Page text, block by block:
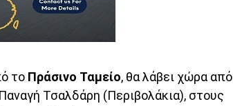
το Πράσινο Ταμείο, θα λάβει χώρα από
Τσαλδάρη (Περιβολάκια), στους